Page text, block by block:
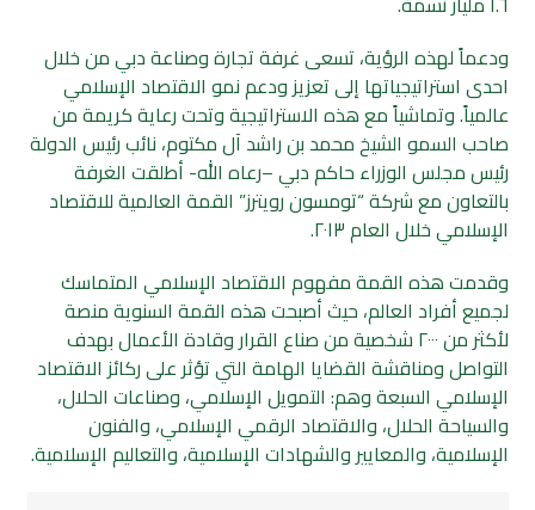
ودعماً لهذه الرؤية، تسعى غرفة تجارة وصناعة دبي من خلال
احدى استراتيجياتها إلى تعزيز ودعم نمو الاقتصاد الإسلامي
عالمياً. وتماشياً مع هذه الاستراتيجية وتحت رعاية كريمة من
صاحب السمو الشيخ محمد بن راشد آل مكتوم، نائب رئيس الدولة
رئيس مجلس الوزراء حاكم دبي –رعاه الله- أطلقت الغرفة
بالتعاون مع شركة “تومسون رويترز” القمة العالمية للاقتصاد
الإسلامي خلال العام ٢٠١٣.
وقدمت هذه القمة مفهوم الاقتصاد الإسلامي المتماسك
لجميع أفراد العالم، حيث أصبحت هذه القمة السنوية منصة
لأكثر من ٢٠٠٠ شخصية من صناع القرار وقادة الأعمال بهدف
التواصل ومناقشة القضايا الهامة التي تؤثر على ركائز الاقتصاد
الإسلامي السبعة وهم: التمويل الإسلامي، وصناعات الحلال،
والسياحة الحلال، والاقتصاد الرقمي الإسلامي، والفنون
الإسلامية، والمعايير والشهادات الإسلامية، والتعاليم الإسلامية.